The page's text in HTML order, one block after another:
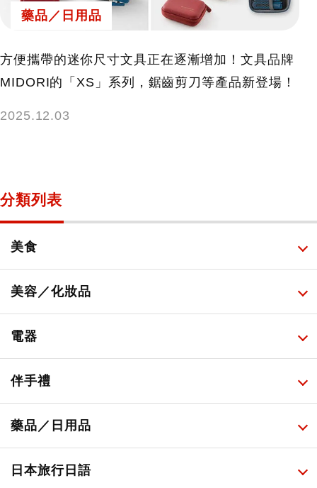
藥品／日用品
方便攜帶的迷你尺寸文具正在逐漸增加！文具品牌
MIDORI的「XS」系列，鋸齒剪刀等產品新登場！
2025.12.03
分類列表
美食
所有
甜點・菓子
人氣店鋪美食
美容／化妝品
所有
便利商店化妝品
藥妝店化妝品
電器
所有
健康/美容儀器
廚房家電
伴手禮
所有
伴手禮排行榜
藥品／日用品
所有
日本旅行日語